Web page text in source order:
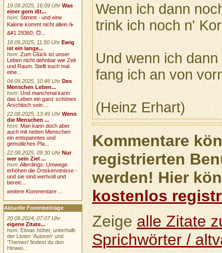
Wenn ich dann
trink ich noch n'
Und wenn ich
fang ich an von
(Heinz Erhart)
Kommentare
registrierten
werden! Hier
kostenlos
Zeigealle Zitate
Sprichwörter /
19.09.2025, 16:09 Uhr Was
einer gern ißt...
hsm:Stimmt - und eine
Kalorie kommt nicht allein.☕
&#1 29360; 🙃...
18.09.2025, 11:50 Uhr Ewig
ist ein lange...
hsm:Zum Glück ist unser
Leben nicht dehnbar wie Zeit
und Raum. Stellt euch mal
eine...
04.09.2025, 10:46 Uhr Des
Menschen Leben...
hsm:Und manchmal kann
das Leben ein ganz schönes
Arschloch sein....
22.08.2025, 13:49 Uhr Wenn
die Menschen ...
hsm:Man kann doch aber
auch mit netten Menschen
ein entspanntes und
gemütliches Pla...
22.08.2025, 09:30 Uhr Nur
wer sein Ziel ...
hsm:Allerdings: Umwege
erhöhen die Ortskenntnisse -
und sie sind wertvoll und
bereic...
weitere Kommentare ...
Aktuelle Forenbeiträge
20.09.2024, 07:07 Uhr
eigene Zitate...
hsm: Etwas höher, unterhalb
der Listen 'Autoren' und
'Themen' findest du den
Hinwei...